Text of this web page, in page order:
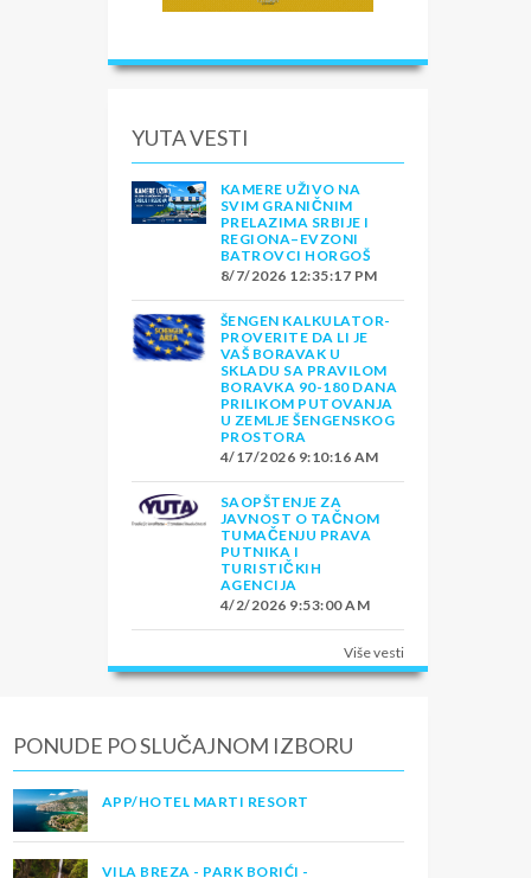
YUTA VESTI
KAMERE UŽIVO NA
SVIM GRANIČNIM
PRELAZIMA SRBIJE I
REGIONA–EVZONI
BATROVCI HORGOŠ
8/7/2026 12:35:17 PM
ŠENGEN KALKULATOR-
PROVERITE DA LI JE
VAŠ BORAVAK U
SKLADU SA PRAVILOM
BORAVKA 90-180 DANA
PRILIKOM PUTOVANJA
U ZEMLJE ŠENGENSKOG
PROSTORA
4/17/2026 9:10:16 AM
SAOPŠTENJE ZA
JAVNOST O TAČNOM
TUMAČENJU PRAVA
PUTNIKA I
TURISTIČKIH
AGENCIJA
4/2/2026 9:53:00 AM
Više vesti
PONUDE PO SLUČAJNOM IZBORU
APP/HOTEL MARTI RESORT
VILA BREZA - PARK BORIĆI -